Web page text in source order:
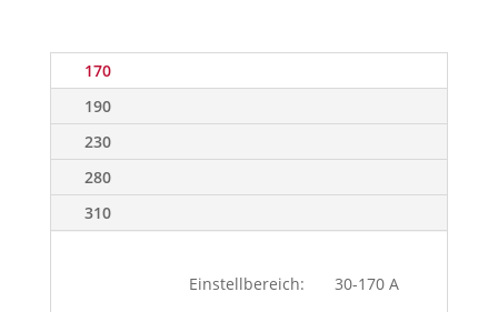
170
190
230
280
310
Einstellbereich: 30-170 A